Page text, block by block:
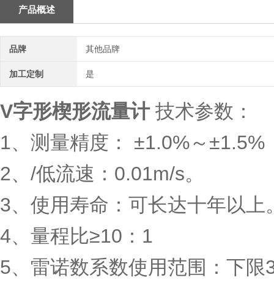
产品概述
品牌 其他品牌
加工定制 是
V字形楔形流量计技术参数：
1、测量精度： ±1.0%～±1.5%
2、/低流速：0.01m/s。
3、使用寿命：可长达十年以上
4、量程比≥10：1
5、雷诺数系数使用范围：下